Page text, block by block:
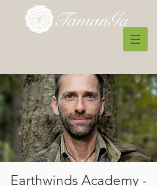
Earthwinds Academy -